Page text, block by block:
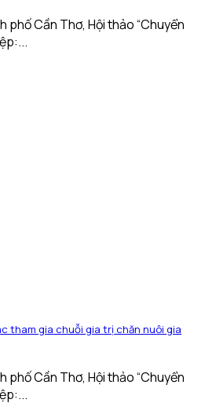
Cần Thơ, Hội thảo “Chuyển
tham gia chuỗi gia trị chăn nuôi gia
Cần Thơ, Hội thảo “Chuyển